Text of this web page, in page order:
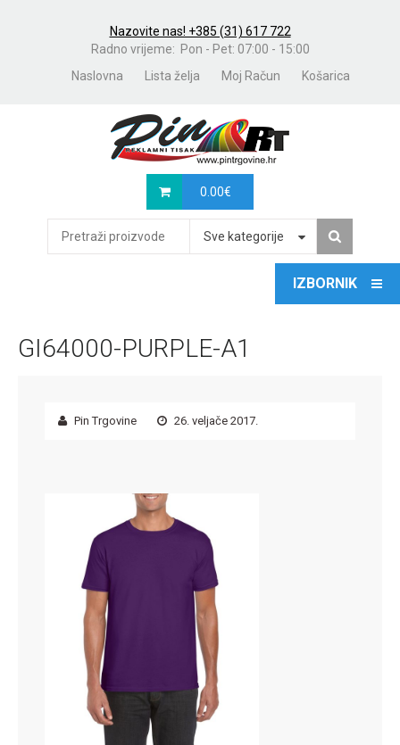
Nazovite nas! +385 (31) 617 722
Radno vrijeme: Pon - Pet: 07:00 - 15:00
Naslovna
Lista želja Moj Račun Košarica
0.00€
Sve kategorije
GI64000-PURPLE-A1
Pin Trgovine 26. veljače 2017.